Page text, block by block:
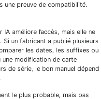
une preuve de compatibilité.
améliore l’accès, mais elle ne
un fabricant a publié plusieurs
les dates, les suffixes ou
une modification de carte
de série, le bon manuel dépend
le plus probable, mais pas